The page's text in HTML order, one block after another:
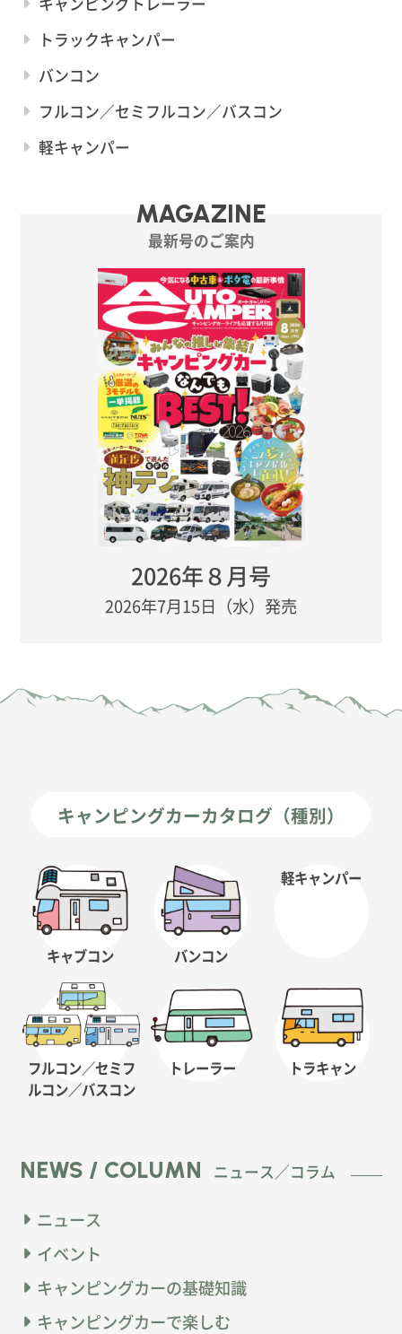
トラックキャンパー
バンコン
フルコン／セミフルコン／バスコン
軽キャンパー
MAGAZINE
最新号のご案内
2026年８月号
2026年7月15日（水）発売
キャンピングカーカタログ（種別）
キャブコン バンコン
軽キャンパー
フルコン／セミフ
ルコン／バスコン
トレーラー トラキャン
NEWS / COLUMN ニュース／コラム
ニュース
イベント
キャンピングカーの基礎知識
キャンピングカーで楽しむ